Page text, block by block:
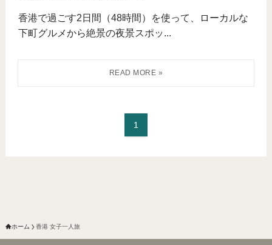
香港で過ごす2日間（48時間）を使って、ローカルな
下町グルメから絶景の夜景スポッ...
1
ホーム 香港 女子一人旅